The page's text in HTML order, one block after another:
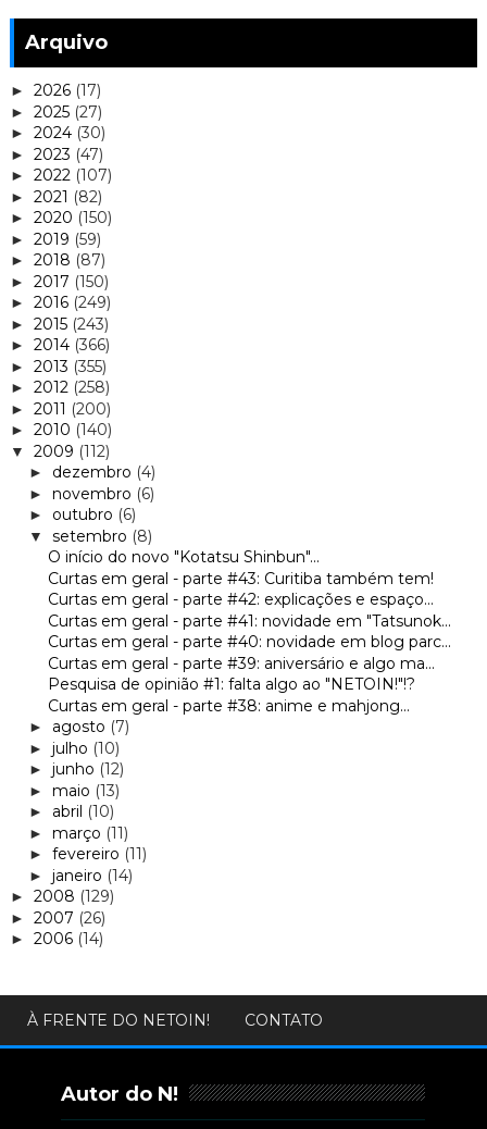
Arquivo
► 2026 (17)
► 2025 (27)
► 2024 (30)
► 2023 (47)
► 2022 (107)
► 2021 (82)
► 2020 (150)
► 2019 (59)
► 2018 (87)
► 2017 (150)
► 2016 (249)
► 2015 (243)
► 2014 (366)
► 2013 (355)
► 2012 (258)
► 2011 (200)
► 2010 (140)
▼ 2009 (112)
► dezembro (4)
► novembro (6)
► outubro (6)
▼ setembro (8)
O início do novo "Kotatsu Shinbun"...
Curtas em geral - parte #43: Curitiba também tem!
Curtas em geral - parte #42: explicações e espaço...
Curtas em geral - parte #41: novidade em "Tatsunok...
Curtas em geral - parte #40: novidade em blog parc...
Curtas em geral - parte #39: aniversário e algo ma...
Pesquisa de opinião #1: falta algo ao "NETOIN!"!?
Curtas em geral - parte #38: anime e mahjong...
► agosto (7)
► julho (10)
► junho (12)
► maio (13)
► abril (10)
► março (11)
► fevereiro (11)
► janeiro (14)
► 2008 (129)
► 2007 (26)
► 2006 (14)
À FRENTE DO NETOIN! CONTATO
Autor do N!